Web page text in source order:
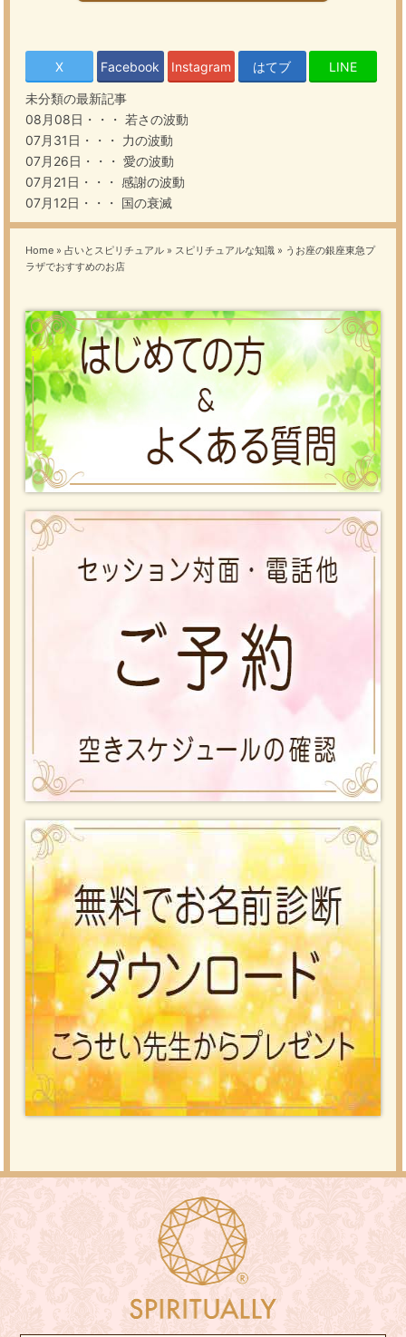
X Facebook Instagram はてブ LINE
未分類の最新記事
08月08日・・・ 若さの波動
07月31日・・・ 力の波動
07月26日・・・ 愛の波動
07月21日・・・ 感謝の波動
07月12日・・・ 国の衰滅
Home » 占いとスピリチュアル » スピリチュアルな知識 » うお座の銀座東急プ
ラザでおすすめのお店